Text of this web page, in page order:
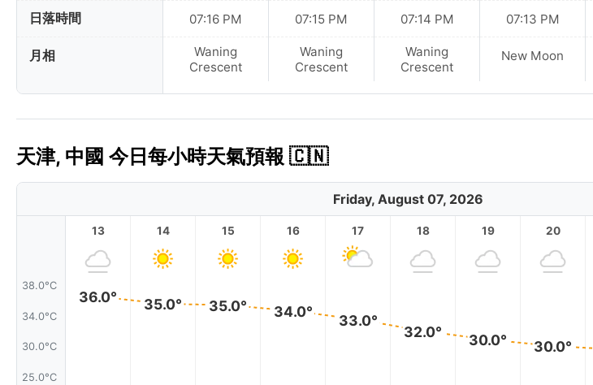
日落時間
月相
07:16 PM
Waning
Crescent
07:15 PM
Waning
Crescent
07:14 PM
Waning
Crescent
07:13 PM
New Moon
天津, 中國 今日每小時天氣預報 🇨🇳
Friday, August 07, 2026
38.0°C
34.0°C
30.0°C
25.0°C
13
36.0°
14
35.0°
15
35.0°
16
34.0°
17
33.0°
18
32.0°
19
30.0°
20
30.0°